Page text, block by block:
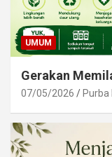
UMUM
Gerakan
07/05/2026 Purba